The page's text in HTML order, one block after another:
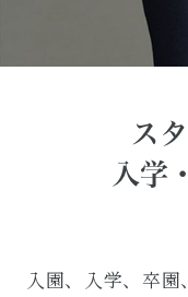
ス
入学
入園、入学、卒